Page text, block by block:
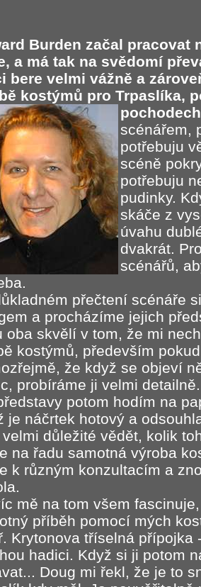
Burden začal pracovat
a má tak na svědomí
bere velmi vážně a
kostýmů pro Trpaslíka,
scénářem,
potřebuju
scéně
potřebuju
pudinky.
skáče z
úvahu
dvakrát.
scénářů,
přečtení scénáře
a procházíme jejich
oba skvělí v tom, že mi
kostýmů, především
že když se objeví
probíráme ji velmi detailně.
potom hodím na
je náčrtek hotový a
důležité vědět, kolik
na řadu samotná výroba
k různým konzultacím a
mě na tom všem
příběh pomocí mých
Krytonova tříselná
hadici. Když si ji potom
Doug mi řekl, že je to